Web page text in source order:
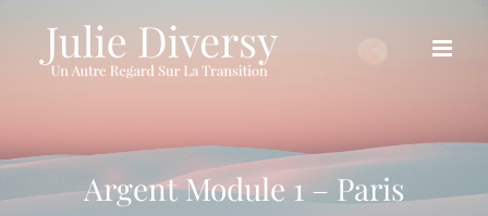
contenu
Argent Module 1 – Paris